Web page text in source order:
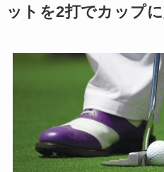
ットを2打でカップ